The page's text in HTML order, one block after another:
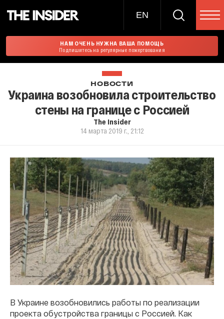
EN
НАМ ОЧЕНЬ НУЖНА ВАША ПОМОЩЬ
Подпишитесь на регулярные пожертвования
НОВОСТИ
Украина возобновила строительство
стены на границе с Россией
The Insider
14 марта 2019 г., 21:12
В Украине возобновились работы по реализации
проекта обустройства границы с Россией. Как